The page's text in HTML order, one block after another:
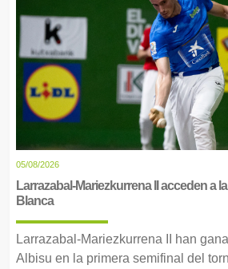
05/08/2026
Larrazabal-Mariezkurrena II acceden a
Blanca
Larrazabal-Mariezkurrena II han
Albisu en la primera semifinal del